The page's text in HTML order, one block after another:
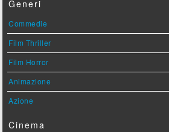
Generi
Commedie
Film Thriller
Film Horror
Animazione
Azione
Cinema